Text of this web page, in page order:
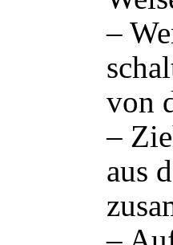
–
von
–
aus